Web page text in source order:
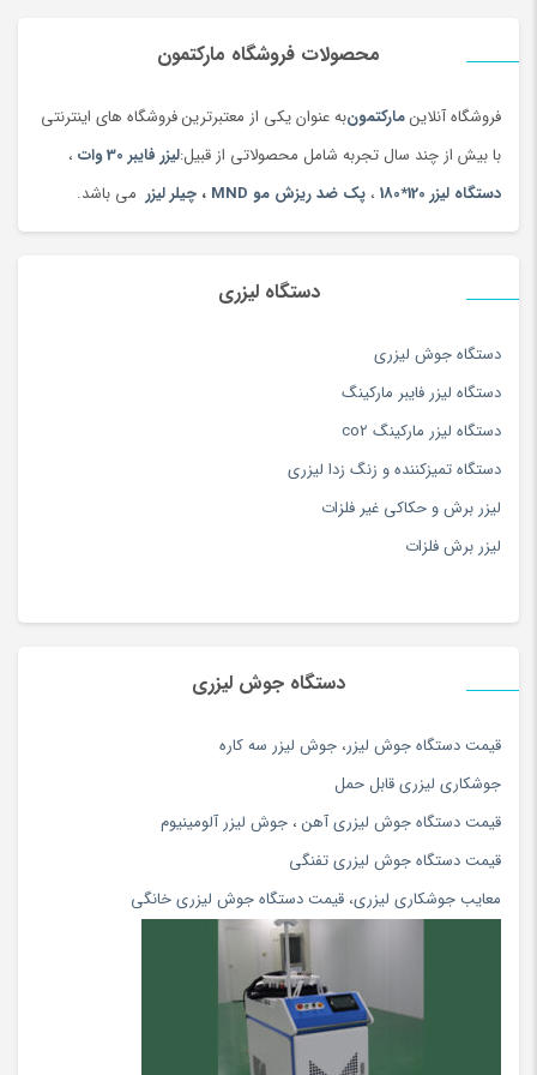
(28)
دستگاه لیزر، تجهیزات پوست ،مو و زیبایی (11)
لیزر برش و حکاکی غیرفلزات(7)
لیزر برش و حکاکی فلزات(5)
کالاهای دیجیتال(378)
محصولات فروشگاه مارکتمون
فروشگاه آنلاینمارکتمونبه عنوان یکی از معتبرترین فروشگاه های اینترنتی
با بیش از چند سال تجربه شامل محصولاتی از قبیل:لیزر فایبر 30 وات
،
دستگاه لیزر 120*180
، پک ضد ریزش مو MND ، چیلر لیزر می باشد.
دستگاه لیزری
دستگاه جوش لیزری
دستگاه لیزر فایبر مارکینگ
دستگاه لیزر مارکینگ co2
دستگاه تمیزکننده و زنگ زدا لیزری
لیزر برش و حکاکی غیر فلزات
لیزر برش فلزات
دستگاه جوش لیزری
قيمت دستگاه جوش ليزر، جوش ليزر سه كاره
جوشكاري ليزري قابل حمل
قیمت دستگاه جوش لیزری آهن ، جوش لیزر آلومینیوم
قیمت دستگاه جوش لیزری تفنگی
معایب جوشکاری لیزری، قیمت دستگاه جوش لیزری خانگی
1- تیوب لیزر و نوع و توان آن
2- نوع برد و کنترل دستگاه
3- نوع چیلر
توان دستگاه
سیستم خنک کننده
تیوب لیزر
سیستم حرکتی
نوع میز
برد و کنترل
160 سانتی متر در 100 سانتی متر
2- دارای میز وکیوم ( این ویژگی باعث قرار گرفتن قطعه کار روی میز می
شود و در صورت استفاده از ورقه های ام دی اف یا پلکسی یا چرم محکم
این ورقه ها به میزکار می چسبند و نیازی به آهنربا یا قطعات سنگین جهت